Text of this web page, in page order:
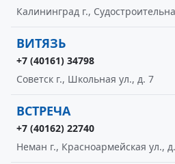
Калининград г.,
ВИТЯЗЬ
+7 (40161) 34798
Советск г., Школьная ул., д. 7
ВСТРЕЧА
+7 (40162) 22740
Неман г., Красноармейская ул.,